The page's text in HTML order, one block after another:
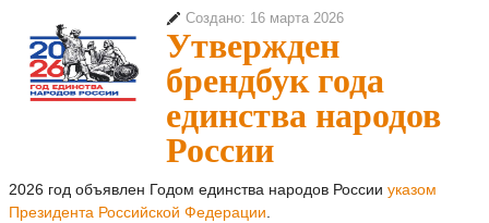
Создано: 16 марта 2026
Утвержден
брендбук года
единства народов
России
2026 год объявлен Годом единства народов России указом
Президента Российской Федерации.